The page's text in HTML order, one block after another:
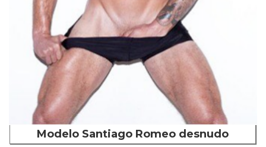
Modelo Santiago Romeo desnudo